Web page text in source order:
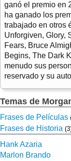
ganó el premio en
ha ganado los
trabajado en otros
Unforgiven, Glory,
Fears, Bruce
Begins, The Dark
menudo sus
reservado y su
Temas de
Frases de Películas
Frases de Historia
Hank Azaria
Marlon Brando